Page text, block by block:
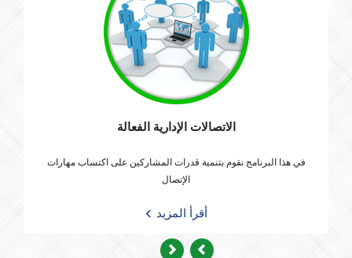
الاتصالات الإدارية الفعالة
في هذا البرنامج نقوم بتنمية قدرات المشاركين على اكتساب مهارات
الإتصال
أقرأ المزيد
Previous Next